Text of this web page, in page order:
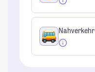
Nahverkehr